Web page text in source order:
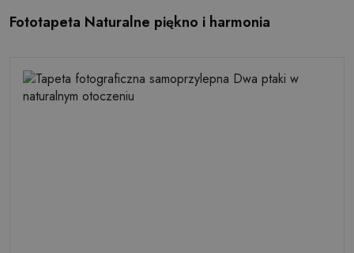
Fototapeta Naturalne piękno i harmonia